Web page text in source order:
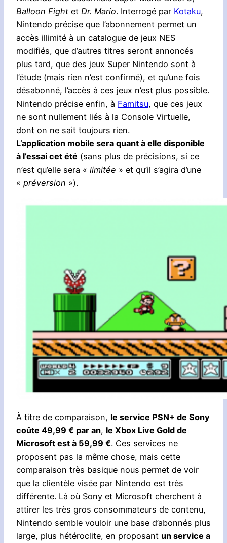
Balloon Fight et Dr. Mario. Interrogé par Kotaku,
Nintendo précise que l’abonnement permet un
accès illimité à un catalogue de jeux NES
modifiés, que d’autres titres seront annoncés
plus tard, que des jeux Super Nintendo sont à
l’étude (mais rien n’est confirmé), et qu’une fois
désabonné, l’accès à ces jeux n’est plus possible.
Nintendo précise enfin, à Famitsu, que ces jeux
ne sont nullement liés à la Console Virtuelle,
dont on ne sait toujours rien.
L’application mobile sera quant à elle disponible
à l’essai cet été (sans plus de précisions, si ce
n’est qu’elle sera « limitée » et qu’il s’agira d’une
« préversion »).
À titre de comparaison, le service PSN+ de Sony
coûte 49,99 € par an, le Xbox Live Gold de
Microsoft est à 59,99 €. Ces services ne
proposent pas la même chose, mais cette
comparaison très basique nous permet de voir
que la clientèle visée par Nintendo est très
différente. Là où Sony et Microsoft cherchent à
attirer les très gros consommateurs de contenu,
Nintendo semble vouloir une base d’abonnés plus
large, plus hétéroclite, en proposant un service a